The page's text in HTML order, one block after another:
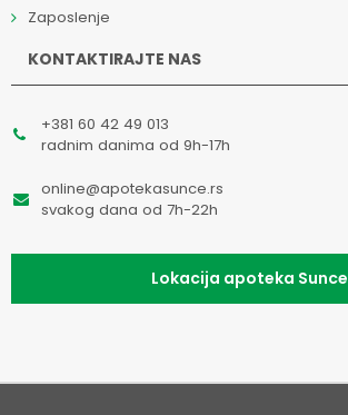
Zaposlenje
KONTAKTIRAJTE NAS
+381 60 42 49 013
radnim danima od 9h-17h
online@apotekasunce.rs
svakog dana od 7h-22h
Lokacija apoteka Sunce